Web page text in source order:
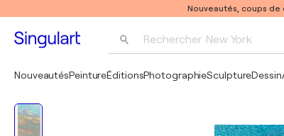
Nouveautés, coups
Rechercher New York
Pablo Picasso
NouveautésPeintureÉditionsPhotographieSculptureDessin